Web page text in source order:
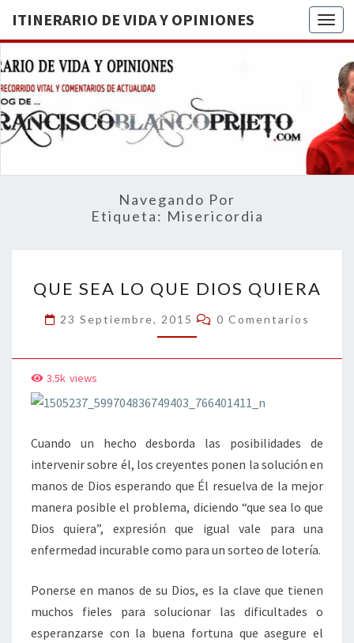
ITINERARIO DE VIDA Y OPINIONES
DE
BREVE
RECORRIDO
VITAL Y
ACTUALIDAD
Navegando Por
Etiqueta: Misericordia
SEA
LO
QUE
DIOS
QUE SEA LO QUE DIOS QUIERA
23 Septiembre, 2015 Comentarios
0 Comentarios
3.5k views
Cuando un hecho desborda las posibilidades de
intervenir sobre él, los creyentes ponen la solución en
manos de Dios esperando que Él resuelva de la mejor
manera posible el problema, diciendo “que sea lo que
Dios quiera”, expresión que igual vale para una
enfermedad incurable como para un sorteo de lotería.
Ponerse en manos de su Dios, es la clave que tienen
muchos fieles para solucionar las dificultades o
esperanzarse con la buena fortuna que asegure el